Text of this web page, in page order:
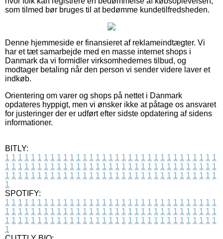
som tilmed bør bruges til at bedømme kundetilfredsheden.
Denne hjemmeside er finansieret af reklameindtægter. Vi
har et tæt samarbejde med en masse internet shops i
Danmark da vi formidler virksomhedernes tilbud, og
modtager betaling når den person vi sender videre laver et
indkøb.
Orientering om varer og shops på nettet i Danmark
opdateres hyppigt, men vi ønsker ikke at påtage os ansvaret
for justeringer der er udført efter sidste opdatering af sidens
informationer.
BITLY:
1 1 1 1 1 1 1 1 1 1 1 1 1 1 1 1 1 1 1 1 1 1 1 1 1 1 1 1 1 1 1 1 1
1 1 1 1 1 1 1 1 1 1 1 1 1 1 1 1 1 1 1 1 1 1 1 1 1 1 1 1 1 1 1 1 1
1 1 1 1 1 1 1 1 1 1 1 1 1 1 1 1 1 1 1 1 1 1 1 1 1 1 1 1 1 1 1 1 1
1
SPOTIFY:
1 1 1 1 1 1 1 1 1 1 1 1 1 1 1 1 1 1 1 1 1 1 1 1 1 1 1 1 1 1 1 1 1
1 1 1 1 1 1 1 1 1 1 1 1 1 1 1 1 1 1 1 1 1 1 1 1 1 1 1 1 1 1 1 1 1
1 1 1 1 1 1 1 1 1 1 1 1 1 1 1 1 1 1 1 1 1 1 1 1 1 1 1 1 1 1 1 1 1
1